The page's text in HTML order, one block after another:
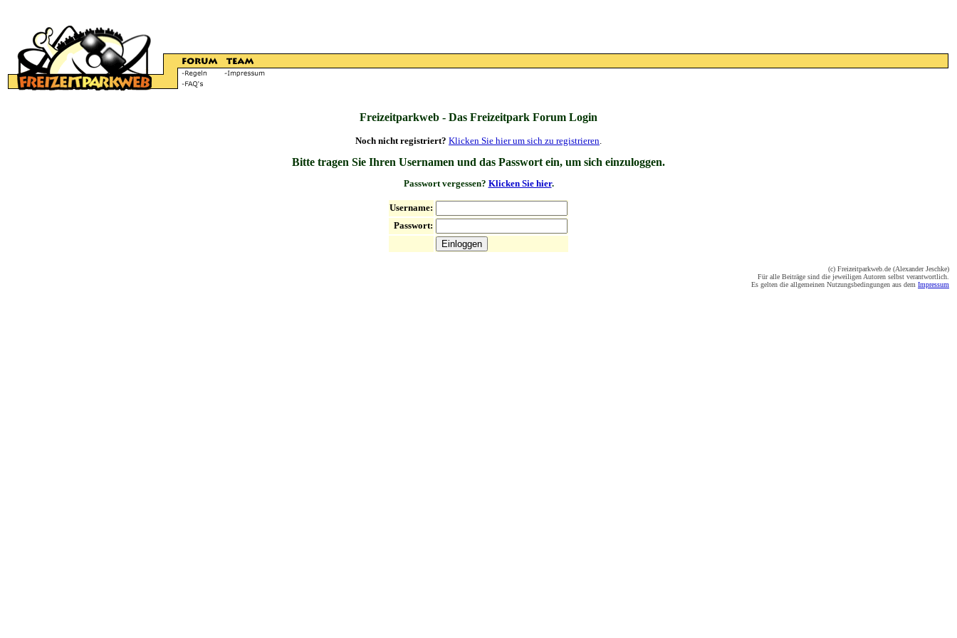
Freizeitparkweb - Das Freizeitpark Forum Login
Noch nicht registriert? Klicken Sie hier um sich zu registrieren.
Bitte tragen Sie Ihren Usernamen und das Passwort ein, um sich einzuloggen.
Passwort vergessen? Klicken Sie hier.
Username:
Passwort:
(c) Freizeitparkweb.de (Alexander Jeschke)
Für alle Beiträge sind die jeweiligen Autoren selbst verantwortlich.
Es gelten die allgemeinen Nutzungsbedingungen aus dem Impressum